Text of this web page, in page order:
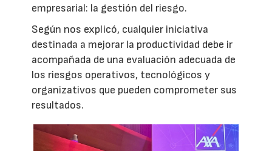
empresarial: la gestión del riesgo.
Según nos explicó, cualquier iniciativa
destinada a mejorar la productividad debe ir
acompañada de una evaluación adecuada de
los riesgos operativos, tecnológicos y
organizativos que pueden comprometer sus
resultados.